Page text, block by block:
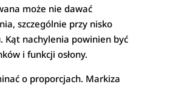
może nie dawać
szczególnie przy nisko
Kąt nachylenia powinien być
i funkcji osłony.
o proporcjach. Markiza